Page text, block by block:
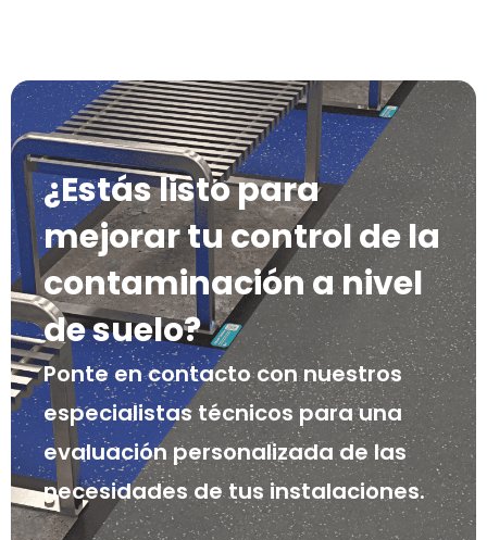
¿Estás listo para
mejorar tu control de la
contaminación a nivel
de suelo?
Ponte en contacto con nuestros
especialistas técnicos para una
evaluación personalizada de las
necesidades de tus instalaciones.